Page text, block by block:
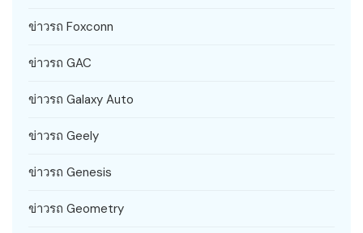
ข่าวรถ Foxconn
ข่าวรถ GAC
ข่าวรถ Galaxy Auto
ข่าวรถ Geely
ข่าวรถ Genesis
ข่าวรถ Geometry